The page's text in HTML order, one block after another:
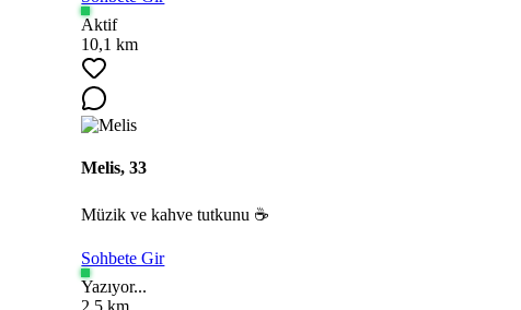
Aktif
10,1 km
Melis, 33
Müzik ve kahve tutkunu ☕
Sohbete Gir
Yazıyor...
2,5 km